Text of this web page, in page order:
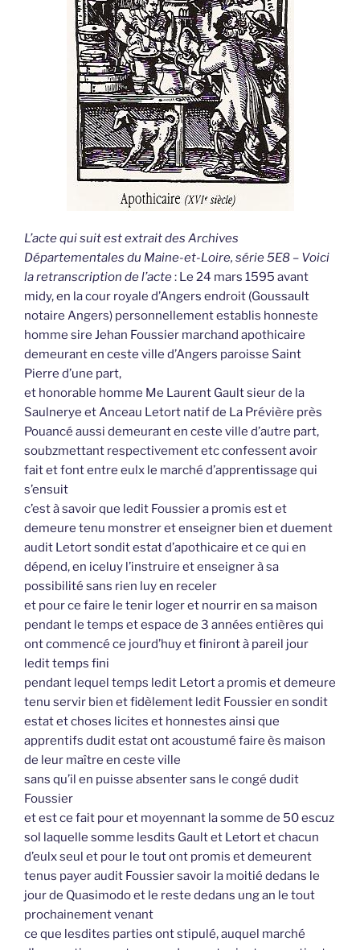
L’acte qui suit est extrait des Archives
Départementales du Maine-et-Loire, série 5E8 – Voici
la retranscription de l’acte: Le 24 mars 1595 avant
midy, en la cour royale d’Angers endroit (Goussault
notaire Angers) personnellement establis honneste
homme sire Jehan Foussier marchand apothicaire
demeurant en ceste ville d’Angers paroisse Saint
Pierre d’une part,
et honorable homme Me Laurent Gault sieur de la
Saulnerye et Anceau Letort natif de La Prévière près
Pouancé aussi demeurant en ceste ville d’autre part,
soubzmettant respectivement etc confessent avoir
fait et font entre eulx le marché d’apprentissage qui
s’ensuit
c’est à savoir que ledit Foussier a promis est et
demeure tenu monstrer et enseigner bien et duement
audit Letort sondit estat d’apothicaire et ce qui en
dépend, en iceluy l’instruire et enseigner à sa
possibilité sans rien luy en receler
et pour ce faire le tenir loger et nourrir en sa maison
pendant le temps et espace de 3 années entières qui
ont commencé ce jourd’huy et finiront à pareil jour
ledit temps fini
pendant lequel temps ledit Letort a promis et demeure
tenu servir bien et fidèlement ledit Foussier en sondit
estat et choses licites et honnestes ainsi que
apprentifs dudit estat ont acoustumé faire ès maison
de leur maître en ceste ville
sans qu’il en puisse absenter sans le congé dudit
Foussier
et est ce fait pour et moyennant la somme de 50 escuz
sol laquelle somme lesdits Gault et Letort et chacun
d’eulx seul et pour le tout ont promis et demeurent
tenus payer audit Foussier savoir la moitié dedans le
jour de Quasimodo et le reste dedans ung an le tout
prochainement venant
ce que lesdites parties ont stipulé, auquel marché